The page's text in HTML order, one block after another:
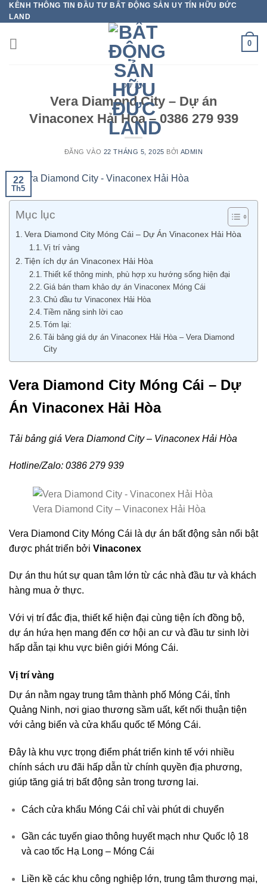
Bỏ
qua
nội
dung
KÊNH THÔNG TIN ĐẦU TƯ BẤT ĐỘNG SẢN UY TÍN HỮU ĐỨC
LAND
0
DỰ ÁN
Vera Diamond City – Dự án
Vinaconex Hải Hòa – 0386 279 939
ĐĂNG VÀO 22 THÁNG 5, 2025 BỞI ADMIN
22
Th5
Mục lục
Vera Diamond City Móng Cái – Dự Án Vinaconex Hải Hòa
Vị trí vàng
Tiện ích dự án Vinaconex Hải Hòa
Thiết kế thông minh, phù hợp xu hướng sống hiện đại
Giá bán tham khảo dự án Vinaconex Móng Cái
Chủ đầu tư Vinaconex Hải Hòa
Tiềm năng sinh lời cao
Tóm lại:
Tải bảng giá dự án Vinaconex Hải Hòa – Vera Diamond
City
Vera Diamond City Móng Cái – Dự
Án Vinaconex Hải Hòa
Tải bảng giá Vera Diamond City – Vinaconex Hải Hòa
Hotline/Zalo: 0386 279 939
Vera Diamond City – Vinaconex Hải Hòa
Vera Diamond City Móng Cái là dự án bất động sản nổi bật
được phát triển bởi Vinaconex
Dự án thu hút sự quan tâm lớn từ các nhà đầu tư và khách
hàng mua ở thực.
Với vị trí đắc địa, thiết kế hiện đại cùng tiện ích đồng bộ,
dự án hứa hẹn mang đến cơ hội an cư và đầu tư sinh lời
hấp dẫn tại khu vực biên giới Móng Cái.
Vị trí vàng
Dự án nằm ngay trung tâm thành phố Móng Cái, tỉnh
Quảng Ninh, nơi giao thương sầm uất, kết nối thuận tiện
với cảng biển và cửa khẩu quốc tế Móng Cái.
Đây là khu vực trọng điểm phát triển kinh tế với nhiều
chính sách ưu đãi hấp dẫn từ chính quyền địa phương,
giúp tăng giá trị bất động sản trong tương lai.
Cách cửa khẩu Móng Cái chỉ vài phút di chuyển
Gần các tuyến giao thông huyết mạch như Quốc lộ 18
và cao tốc Hạ Long – Móng Cái
Liền kề các khu công nghiệp lớn, trung tâm thương mại,